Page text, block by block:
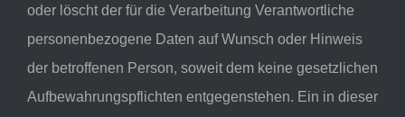
oder löscht der für die Verarbeitung Verantwortliche
personenbezogene Daten auf Wunsch oder Hinweis
der betroffenen Person, soweit dem keine gesetzlichen
Aufbewahrungspflichten entgegenstehen. Ein in dieser